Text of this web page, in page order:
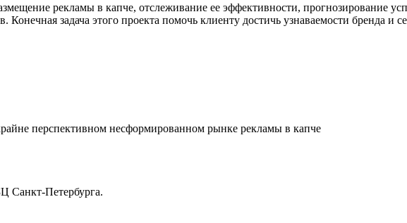
рекламы в капче, отслеживание ее эффективности, прогнозирование
задача этого проекта помочь клиенту достичь узнаваемости бренда и
перспективном несформированном рынке рекламы в капче
Санкт-Петербурга.